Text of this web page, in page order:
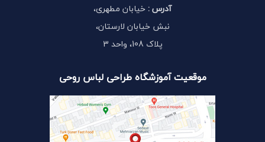
آدرس : خیابان مطهری،
نبش خیابان لارستان،
پلاک 108، واحد 3
موقعیت آموزشگاه طراحی لباس روحی